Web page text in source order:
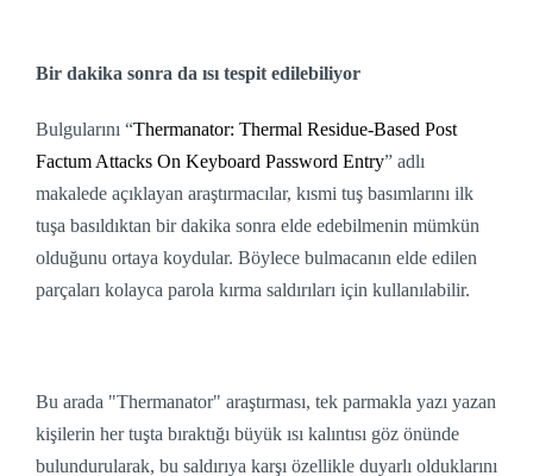
Bir dakika sonra da ısı tespit edilebiliyor
Bulgularını “Thermanator: Thermal Residue-Based Post
Factum Attacks On Keyboard Password Entry” adlı
makalede açıklayan araştırmacılar, kısmi tuş basımlarını ilk
tuşa basıldıktan bir dakika sonra elde edebilmenin mümkün
olduğunu ortaya koydular. Böylece bulmacanın elde edilen
parçaları kolayca parola kırma saldırıları için kullanılabilir.
Bu arada "Thermanator" araştırması, tek parmakla yazı yazan
kişilerin her tuşta bıraktığı büyük ısı kalıntısı göz önünde
bulundurularak, bu saldırıya karşı özellikle duyarlı olduklarını